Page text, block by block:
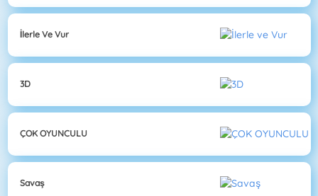
İlerle Ve Vur
3D
ÇOK OYUNCULU
Savaş